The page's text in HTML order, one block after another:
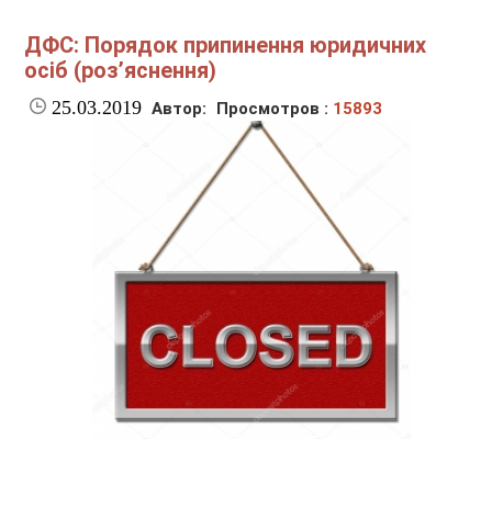
ДФС: Порядок припинення юридичних
осіб (роз’яснення)
25.03.2019 Автор: Просмотров : 15893